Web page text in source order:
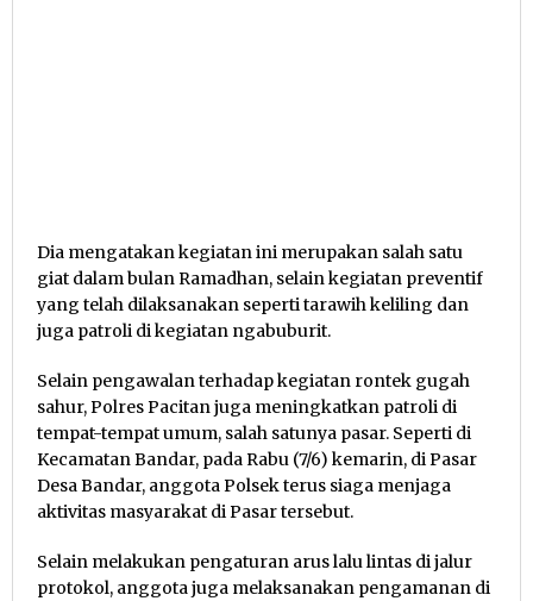
Dia mengatakan kegiatan ini merupakan salah satu
giat dalam bulan Ramadhan, selain kegiatan preventif
yang telah dilaksanakan seperti tarawih keliling dan
juga patroli di kegiatan ngabuburit.
Selain pengawalan terhadap kegiatan rontek gugah
sahur, Polres Pacitan juga meningkatkan patroli di
tempat-tempat umum, salah satunya pasar. Seperti di
Kecamatan Bandar, pada Rabu (7/6) kemarin, di Pasar
Desa Bandar, anggota Polsek terus siaga menjaga
aktivitas masyarakat di Pasar tersebut.
Selain melakukan pengaturan arus lalu lintas di jalur
protokol, anggota juga melaksanakan pengamanan di